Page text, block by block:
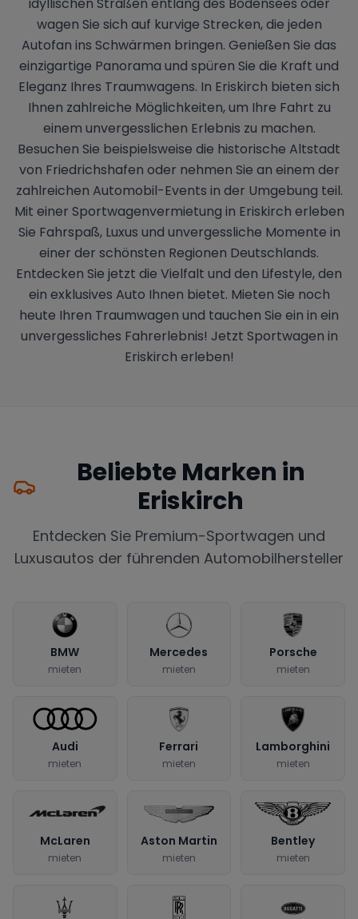
wagen Sie sich auf kurvige Strecken, die jeden
Autofan ins Schwärmen bringen. Genießen Sie das
einzigartige Panorama und spüren Sie die Kraft und
Eleganz Ihres Traumwagens. In Eriskirch bieten sich
Ihnen zahlreiche Möglichkeiten, um Ihre Fahrt zu
einem unvergesslichen Erlebnis zu machen.
Besuchen Sie beispielsweise die historische Altstadt
von Friedrichshafen oder nehmen Sie an einem der
zahlreichen Automobil-Events in der Umgebung teil.
Mit einer Sportwagenvermietung in Eriskirch erleben
Sie Fahrspaß, Luxus und unvergessliche Momente in
einer der schönsten Regionen Deutschlands.
Entdecken Sie jetzt die Vielfalt und den Lifestyle, den
ein exklusives Auto Ihnen bietet. Mieten Sie noch
heute Ihren Traumwagen und tauchen Sie ein in ein
unvergessliches Fahrerlebnis! Jetzt Sportwagen in
Eriskirch erleben!
Beliebte Marken in
Eriskirch
Entdecken Sie Premium-Sportwagen und
Luxusautos der führenden Automobilhersteller
BMW
mieten
Mercedes
mieten
Porsche
mieten
Audi
mieten
Ferrari
mieten
Lamborghini
mieten
McLaren
mieten
Aston Martin
mieten
Bentley
mieten